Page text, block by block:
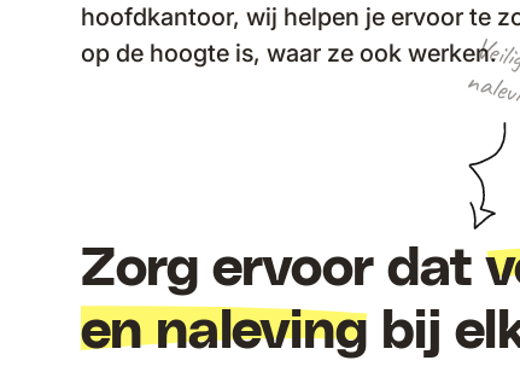
hoofdkantoor, wij helpen je ervoor te
op de hoogte is, waar ze ook werken.
Zorg ervoor dat
en naleving bij